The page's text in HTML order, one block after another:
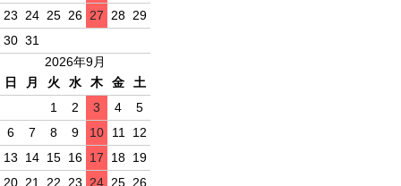
23 24 25 26 27 28 29
30 31
2026年9月
日
月 火 水 木 金
土
1
2 3 4
5
6
7 8 9 10 11 12
13
14 15 16 17 18 19
20 21 22 23 24 25 26